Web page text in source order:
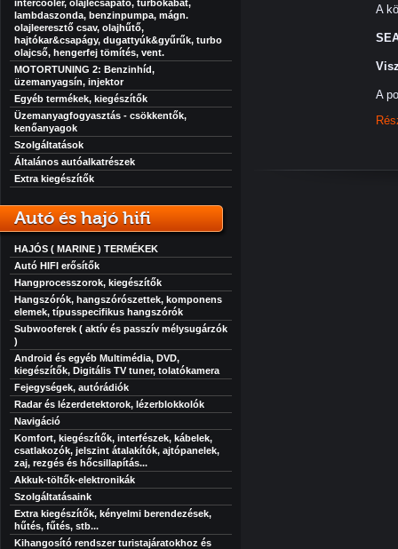
intercooler, olajlecsapató, turbokabát,
lambdaszonda, benzinpumpa, mágn.
olajleeresztő csav, olajhűtő,
hajtókar&csapágy, dugattyúk&gyűrűk, turbo
olajcső, hengerfej tömítés, vent.
MOTORTUNING 2: Benzinhíd,
üzemanyagsín, injektor
Egyéb termékek, kiegészítők
Üzemanyagfogyasztás - csökkentők,
kenőanyagok
Szolgáltatások
Általános autóalkatrészek
Extra kiegészítők
Autó és hajó hifi
HAJÓS ( MARINE ) TERMÉKEK
Autó HIFI erősítők
Hangprocesszorok, kiegészítők
Hangszórók, hangszórószettek, komponens
elemek, típusspecifikus hangszórók
Subwooferek ( aktív és passzív mélysugárzók
)
Android és egyéb Multimédia, DVD,
kiegészítők, Digitális TV tuner, tolatókamera
Fejegységek, autórádiók
Radar és lézerdetektorok, lézerblokkolók
Navigáció
Komfort, kiegészítők, interfészek, kábelek,
csatlakozók, jelszint átalakítók, ajtópanelek,
zaj, rezgés és hőcsillapítás...
Akkuk-töltők-elektronikák
Szolgáltatásaink
Extra kiegészítők, kényelmi berendezések,
hűtés, fűtés, stb...
Kihangosító rendszer turistajáratokhoz és
A
A